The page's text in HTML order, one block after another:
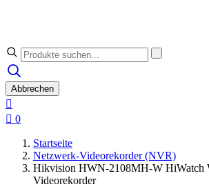
Abbrechen

 0
Startseite
Netzwerk-Videorekorder (NVR)
Hikvision HWN-2108MH-W HiWatch
Videorekorder